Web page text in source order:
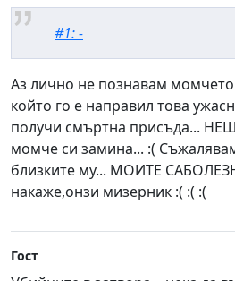
#1: -
Аз лично не познавам
който го е направил това
получи смъртна присъда...
момче си замина... :(
близките му... МОИТЕ
накаже,онзи мизерник :( :( :(
Гост